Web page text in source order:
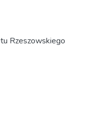
Rzeszowskiego